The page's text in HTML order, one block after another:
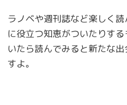
ラノベや週刊誌など楽しく
に役立つ知恵がついたりす
いたら読んでみると新たな
すよ。